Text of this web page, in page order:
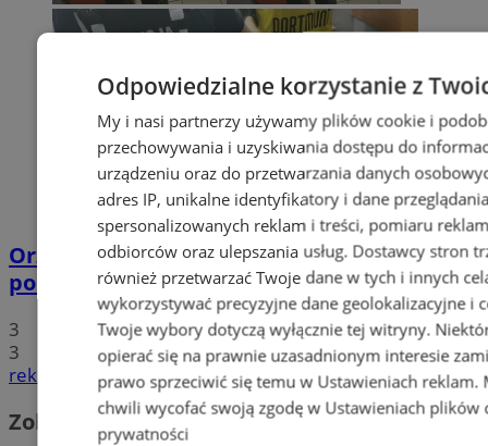
Orzesze: Podczas interwencji zaatakował
policjantów i wybił szybę radiowozu!
3
3
reklama
Zobacz również
Odpowiedzialne korzystanie z
My i nasi partnerzy używamy plików cookie i
przechowywania i uzyskiwania dostępu do
urządzeniu oraz do przetwarzania danych
adres IP, unikalne identyfikatory i dane
spersonalizowanych reklam i treści, pomiaru
odbiorców oraz ulepszania usług. Dostawcy stron
również przetwarzać Twoje dane w tych i innych
wykorzystywać precyzyjne dane geolokalizacyjne i
Twoje wybory dotyczą wyłącznie tej witryny.
opierać się na prawnie uzasadnionym interesie
prawo sprzeciwić się temu w Ustawieniach reklam.
chwili wycofać swoją zgodę w Ustawieniach plików
prywatności